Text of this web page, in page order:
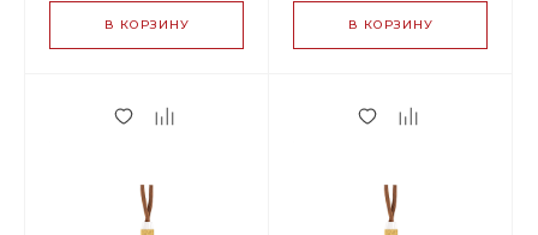
В КОРЗИНУ В КОРЗИНУ